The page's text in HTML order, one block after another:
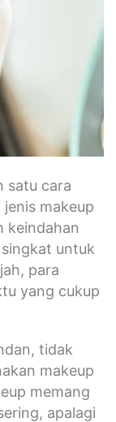
satu cara
makeup
keindahan
untuk
para
yang cukup
tidak
makeup
memang
apalagi